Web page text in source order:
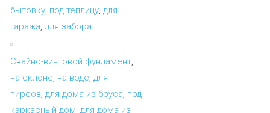
бытовку, под теплицу, для
гаража, для забора
Свайно-винтовой фундамент,
на склоне, на воде, для
пирсов, для дома из бруса, под
каркасный дом, для дома из